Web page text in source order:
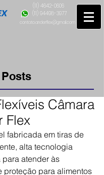
contato.anderflex@gmail.com
(11) 4642-0606
(11) 94498-3977
Câmara
Flex
fabricada em tiras de
alta tecnologia
atender às
proteção para alimentos